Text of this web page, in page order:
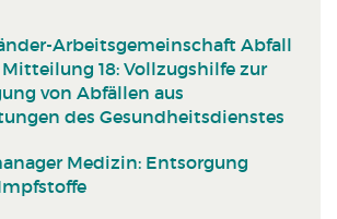
Arbeitsgemeinschaft Abfall
Mitteilung 18: Vollzugshilfe zur
von Abfällen aus
des Gesundheitsdienstes
Medizin: Entsorgung